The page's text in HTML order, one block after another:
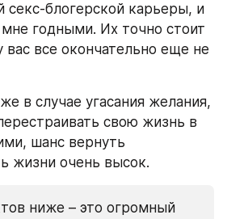
секс-блогерской карьеры, и
годными. Их точно стоит
вас все окончательно еще не
в случае угасания желания,
свою жизнь в
шанс вернуть
жизни очень высок.
ниже – это огромный